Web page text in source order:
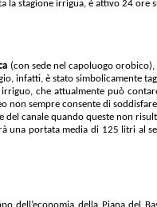
la stagione irrigua, è attivo 24
(con sede nel capoluogo
infatti, è stato simbolicamente
che attualmente può
non sempre consente di
canale quando queste non
una portata media di 125 litri al